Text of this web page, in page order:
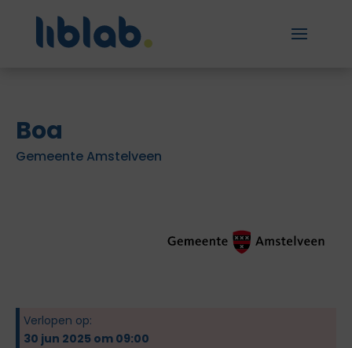
Boa
Gemeente Amstelveen
Verlopen op:
30 jun 2025 om 09:00